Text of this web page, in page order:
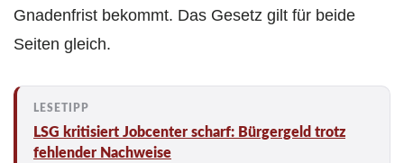
Gnadenfrist bekommt. Das Gesetz gilt für beide
Seiten gleich.
LSG kritisiert Jobcenter scharf: Bürgergeld trotz
fehlender Nachweise